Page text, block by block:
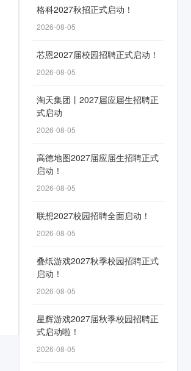
格科2027秋招正式启动！
2026-08-05
芯恩2027届校园招聘正式启动！
2026-08-05
淘天集团丨2027届应届生招聘正
式启动
2026-08-05
高德地图2027届应届生招聘正式
启动！
2026-08-05
联想2027校园招聘全面启动！
2026-08-05
叠纸游戏2027秋季校园招聘正式
启动！
2026-08-05
星辉游戏2027届秋季校园招聘正
式启动啦！
2026-08-05